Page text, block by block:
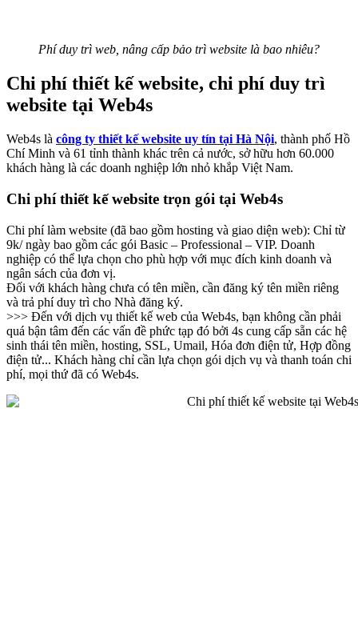
Phí duy trì web, nâng cấp bảo trì website là bao nhiêu?
Chi phí thiết kế website, chi phí duy trì
website tại Web4s
Web4s là công ty thiết kế website uy tín tại Hà Nội, thành phố Hồ
Chí Minh và 61 tỉnh thành khác trên cả nước, sở hữu hơn 60.000
khách hàng là các doanh nghiệp lớn nhỏ khắp Việt Nam.
Chi phí thiết kế website trọn gói tại Web4s
Chi phí làm website (đã bao gồm hosting và giao diện web): Chỉ từ
9k/ ngày bao gồm các gói Basic – Professional – VIP. Doanh
nghiệp có thể lựa chọn cho phù hợp với mục đích kinh doanh và
ngân sách của đơn vị.
Đối với khách hàng chưa có tên miền, cần đăng ký tên miền riêng
và trả phí duy trì cho Nhà đăng ký.
>>> Đến với dịch vụ thiết kế web của Web4s, bạn không cần phải
quá bận tâm đến các vấn đề phức tạp đó bởi 4s cung cấp sẵn các hệ
sinh thái tên miền, hosting, SSL, Umail, Hóa đơn điện tử, Hợp đồng
điện tử... Khách hàng chỉ cần lựa chọn gói dịch vụ và thanh toán chi
phí, mọi thứ đã có Web4s.